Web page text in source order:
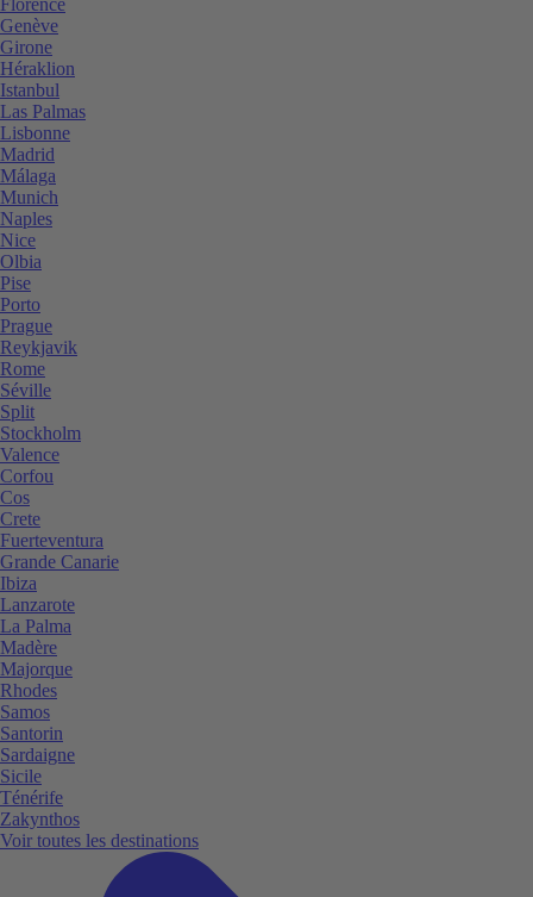
Genève
Girone
Héraklion
Istanbul
Las Palmas
Lisbonne
Madrid
Málaga
Munich
Naples
Nice
Olbia
Pise
Porto
Prague
Reykjavik
Rome
Séville
Split
Stockholm
Valence
Corfou
Cos
Crete
Fuerteventura
Grande Canarie
Ibiza
Lanzarote
La Palma
Madère
Majorque
Rhodes
Samos
Santorin
Sardaigne
Sicile
Ténérife
Zakynthos
Voir toutes les destinations